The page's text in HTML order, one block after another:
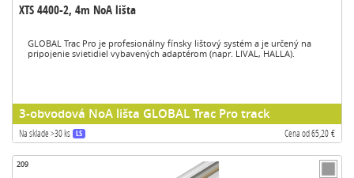
XTS 4400-2, 4m NoA lišta
GLOBAL Trac Pro je profesionálny fínsky lištový systém a je určený na
pripojenie svietidiel vybavených adaptérom (napr. LIVAL, HALLA).
3-obvodová NoA lišta GLOBAL Trac Pro track
Na sklade >30 ks LS Cena od 65,20 €
209